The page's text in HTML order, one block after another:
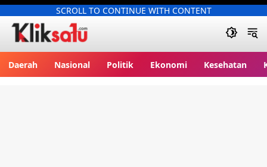
SCROLL TO CONTINUE WITH CONTENT
Daerah Nasional Politik Ekonomi Kesehatan